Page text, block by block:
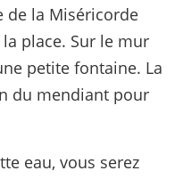
de la Miséricorde
place. Sur le mur
petite fontaine. La
du mendiant pour
eau, vous serez